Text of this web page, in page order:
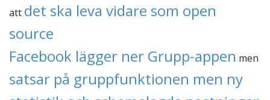
att det ska leva vidare som open
source
Facebook lägger ner Grupp-appen men
satsar på gruppfunktionen men ny